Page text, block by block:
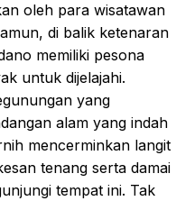
oleh para wisatawan
di balik ketenaran
memiliki pesona
untuk dijelajahi.
yang
alam yang indah
mencerminkan langit
tenang serta damai
tempat ini. Tak